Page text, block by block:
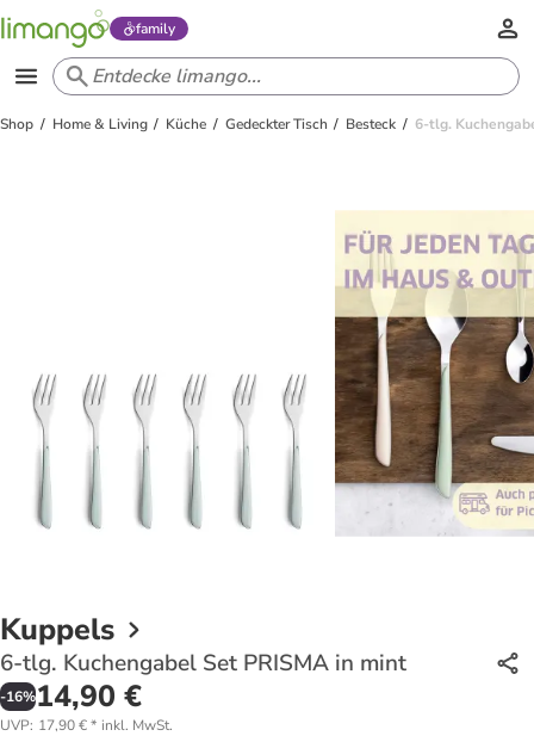
family
Shop Home & Living Küche Gedeckter Tisch Besteck 6-tlg.
Kuppels
6-tlg. Kuchengabel Set PRISMA in mint
-16%14,90 €
UVP: 17,90 €* inkl. MwSt.